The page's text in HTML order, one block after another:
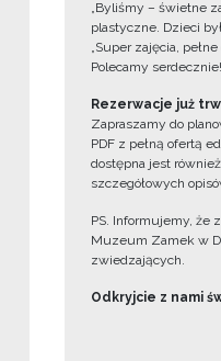
„Byliśmy – świetne
plastyczne. Dzieci
„Super zajęcia,
Polecamy
Rezerwacje już
Zapraszamy do
PDF z pełną ofertą
dostępna jest
szczegółowych
PS. Informujemy, że
Muzeum Zamek w
zwiedzających.
Odkryjcie z nami